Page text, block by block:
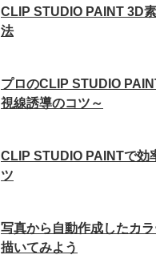
CLIP STUDIO PAINT 3D
法
プロのCLIP STUDIO
視線誘導のコツ～
CLIP STUDIO PAINTで効
ツ
写真から自動作成したカ
描いてみよう